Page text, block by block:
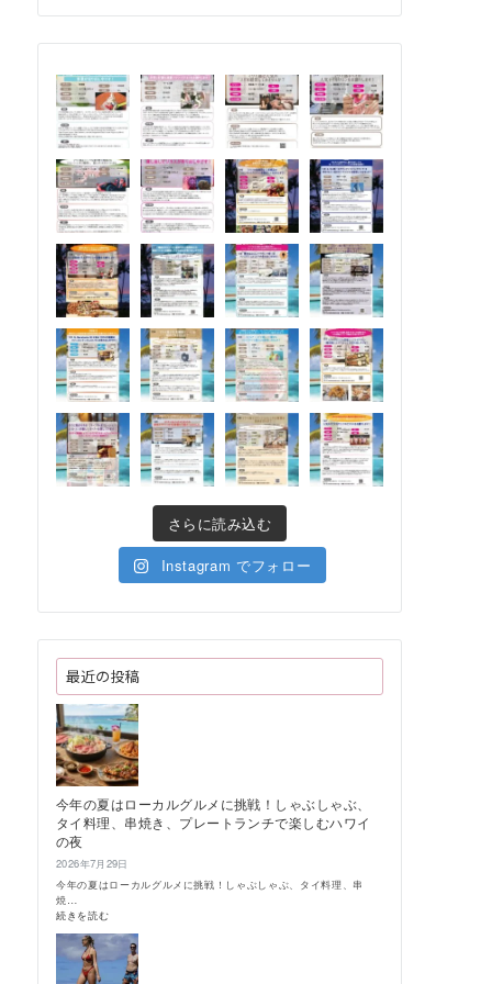
さらに読み込む
Instagram でフォロー
最近の投稿
今年の夏はローカルグルメに挑戦！しゃぶしゃぶ、
タイ料理、串焼き、プレートランチで楽しむハワイ
の夜
2026年7月29日
今年の夏はローカルグルメに挑戦！しゃぶしゃぶ、タイ料理、串
焼…
続きを読む:
年
の